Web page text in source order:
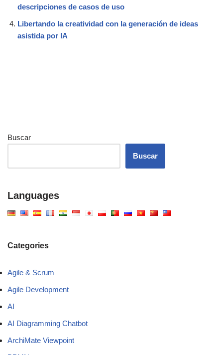
descripciones de casos de uso
Libertando la creatividad con la generación de ideas
asistida por IA
Buscar
Buscar
Languages
Categories
Agile & Scrum
Agile Development
AI
AI Diagramming Chatbot
ArchiMate Viewpoint